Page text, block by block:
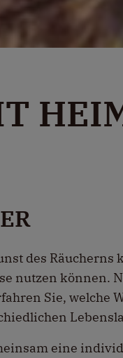
des Räucherns
nutzen können.
Sie, welche
eine